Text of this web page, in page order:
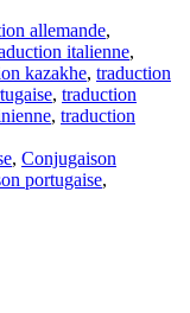
allemande,
italienne,
kazakhe, traduction
, traduction
, traduction
, Conjugaison
portugaise,